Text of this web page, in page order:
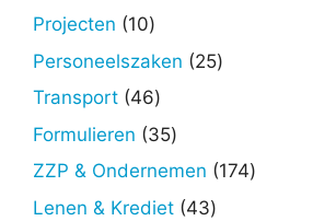
Projecten 1010
producten
Personeelszaken 2525
Transport 4646
producten
Formulieren 3535
producten
ZZP & Ondernemen 174174
Lenen & Krediet 4343